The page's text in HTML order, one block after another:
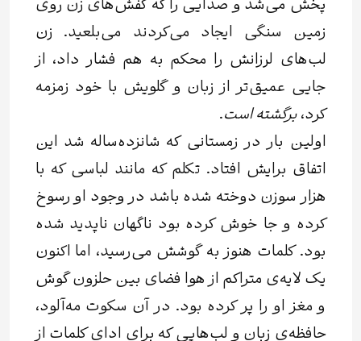
پخش می‌شد و صدایی را که کفش‌های زن روی
زمین سنگی ایجاد می‌کردند می‌بلعید. زن
لب‌های لرزانش را محکم به هم فشار داد، از
جایی عمیق‌تر از زبان و گلویش با خود زمزمه
کرد،برگشته است.
اولین بار در زمستانی که شانزده‌ساله شد این
اتفاق برایش افتاد. تکلم که مانند لباسی که با
هزار سوزن دوخته شده باشد در وجود او رسوخ
کرده و جا خوش کرده بود ناگهان ناپدید شده
بود. کلمات هنوز به گوشش می‌رسید، اما اکنون
یک لایه‌ی متراکم از هوا فضای بین حلزون گوش
و مغز او را پر کرده بود. در آن سکوت مه‌آلود،
حافظه‌ی زبان و لب‌هایی که برای ادای کلمات از